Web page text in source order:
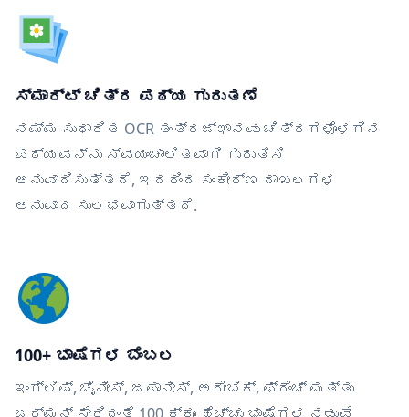
ಸ್ಮಾರ್ಟ್ ಚಿತ್ರ ಪಠ್ಯ ಗುರುತಣೆ
ನಮ್ಮ ಸುಧಾರಿತ OCR ತಂತ್ರಜ್ಞಾನವು ಚಿತ್ರಗಳೊಳಗಿನ
ಪಠ್ಯವನ್ನು ಸ್ವಯಂಚಾಲಿತವಾಗಿ ಗುರುತಿಸಿ
ಅನುವಾದಿಸುತ್ತದೆ, ಇದರಿಂದ ಸಂಕೀರ್ಣ ದಾಖಲಗಳ
ಅನುವಾದ ಸುಲಭವಾಗುತ್ತದೆ.
100+ ಭಾಷೆಗಳ ಬೆಂಬಲ
ಇಂಗ್ಲಿಷ್, ಚೈನೀಸ್, ಜಪಾನೀಸ್, ಅರೇಬಿಕ್, ಫ್ರೆಂಚ್ ಮತ್ತು